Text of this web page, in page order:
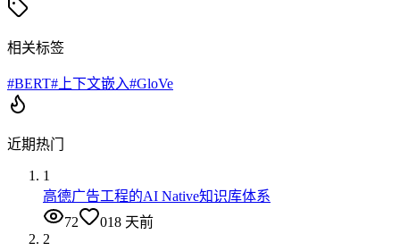
相关标签
#BERT# 上下文嵌入#GloVe
近期热门
1
高德广告工程的AI Native知识库体系
72
018 天前
2